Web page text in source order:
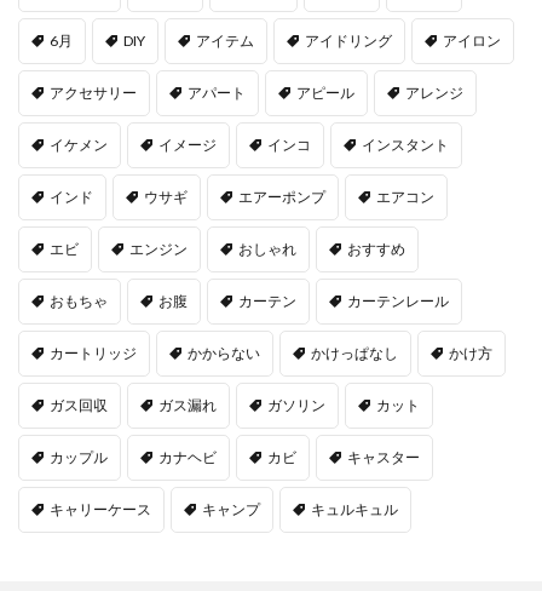
6月 DIY アイテム アイドリング アイロン
アクセサリー アパート アピール アレンジ
イケメン イメージ インコ インスタント
インド ウサギ エアーポンプ エアコン
エビ エンジン おしゃれ おすすめ
おもちゃ お腹 カーテン カーテンレール
カートリッジ かからない かけっぱなし かけ方
ガス回収 ガス漏れ ガソリン カット
カップル カナヘビ カビ キャスター
キャリーケース キャンプ キュルキュル